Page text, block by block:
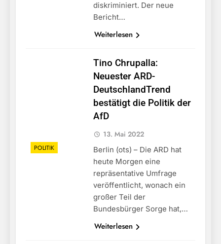
diskriminiert. Der neue
Bericht…
Weiterlesen
POLITIK
Tino Chrupalla:
Neuester ARD-
DeutschlandTrend
bestätigt die Politik der
AfD
13. Mai 2022
Berlin (ots) – Die ARD hat
heute Morgen eine
repräsentative Umfrage
veröffentlicht, wonach ein
großer Teil der
Bundesbürger Sorge hat,…
Weiterlesen